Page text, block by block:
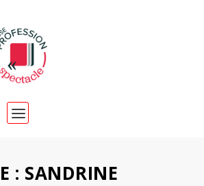
: SANDRINE